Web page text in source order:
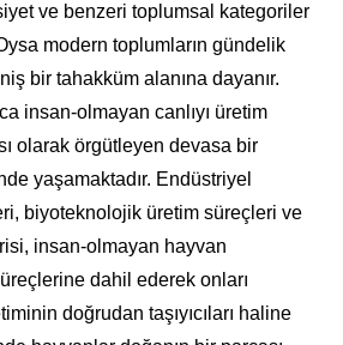
ve benzeri toplumsal kategoriler
modern toplumların gündelik
bir tahakküm alanına dayanır.
insan-olmayan canlıyı üretim
olarak örgütleyen devasa bir
yaşamaktadır. Endüstriyel
biyoteknolojik üretim süreçleri ve
insan-olmayan hayvan
dahil ederek onları
doğrudan taşıyıcıları haline